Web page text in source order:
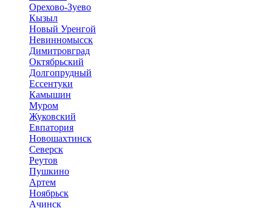
Орехово-Зуево
Кызыл
Новый Уренгой
Невинномысск
Димитровград
Октябрьский
Долгопрудный
Ессентуки
Камышин
Муром
Жуковский
Евпатория
Новошахтинск
Северск
Реутов
Пушкино
Артем
Ноябрьск
Ачинск